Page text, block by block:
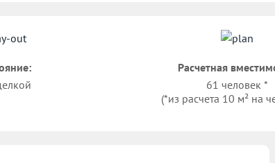
Расчетная
61 человек *
(*из расчета 10 м² на